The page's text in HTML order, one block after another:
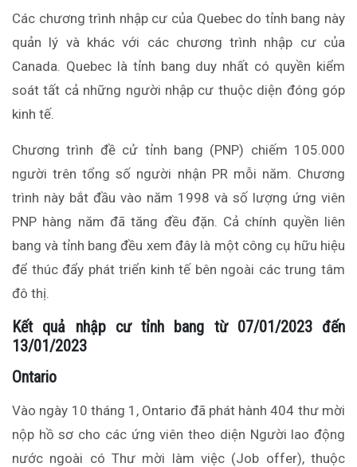
Các chương trình nhập cư của Quebec do tỉnh bang này
quản lý và khác với các chương trình nhập cư của
Canada. Quebec là tỉnh bang duy nhất có quyền kiểm
soát tất cả những người nhập cư thuộc diện đóng góp
kinh tế.
Chương trình đề cử tỉnh bang (PNP) chiếm 105.000
người trên tổng số người nhận PR mỗi năm. Chương
trình này bắt đầu vào năm 1998 và số lượng ứng viên
PNP hàng năm đã tăng đều đặn. Cả chính quyền liên
bang và tỉnh bang đều xem đây là một công cụ hữu hiệu
để thúc đẩy phát triển kinh tế bên ngoài các trung tâm
đô thị.
Kết quả nhập cư tỉnh bang từ 07/01/2023 đến
13/01/2023
Ontario
Vào ngày 10 tháng 1, Ontario đã phát hành 404 thư mời
nộp hồ sơ cho các ứng viên theo diện Người lao động
nước ngoài có Thư mời làm việc (Job offer), thuộc